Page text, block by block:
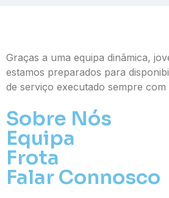
Graças a uma equipa dinâmica,
estamos preparados para
de serviço executado sempre com
Sobre Nós
Equipa
Frota
Falar Connosco